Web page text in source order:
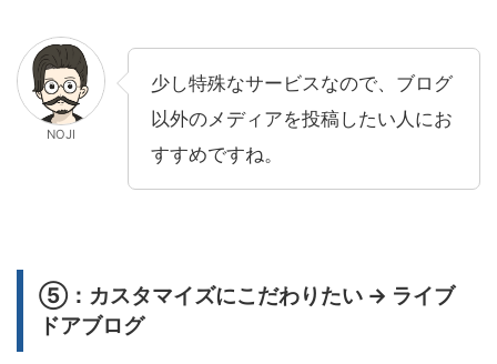
NOJI
少し特殊なサービスなので、ブログ
以外のメディアを投稿したい人にお
すすめですね。
⑤：カスタマイズにこだわりたい → ライブ
ドアブログ